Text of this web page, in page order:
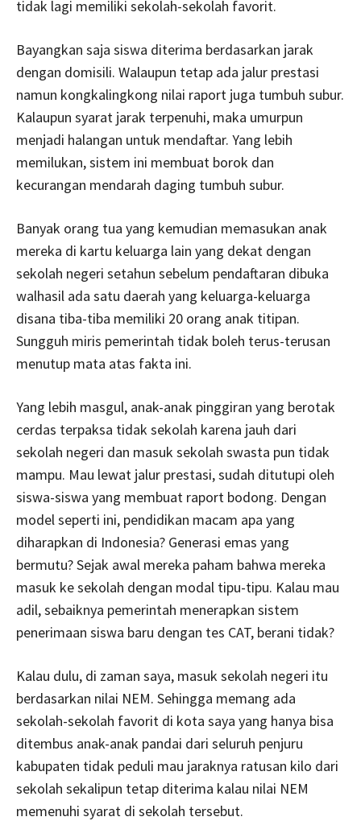
tidak lagi memiliki sekolah-sekolah favorit.
Bayangkan saja siswa diterima berdasarkan jarak
dengan domisili. Walaupun tetap ada jalur prestasi
namun kongkalingkong nilai raport juga tumbuh subur.
Kalaupun syarat jarak terpenuhi, maka umurpun
menjadi halangan untuk mendaftar. Yang lebih
memilukan, sistem ini membuat borok dan
kecurangan mendarah daging tumbuh subur.
Banyak orang tua yang kemudian memasukan anak
mereka di kartu keluarga lain yang dekat dengan
sekolah negeri setahun sebelum pendaftaran dibuka
walhasil ada satu daerah yang keluarga-keluarga
disana tiba-tiba memiliki 20 orang anak titipan.
Sungguh miris pemerintah tidak boleh terus-terusan
menutup mata atas fakta ini.
Yang lebih masgul, anak-anak pinggiran yang berotak
cerdas terpaksa tidak sekolah karena jauh dari
sekolah negeri dan masuk sekolah swasta pun tidak
mampu. Mau lewat jalur prestasi, sudah ditutupi oleh
siswa-siswa yang membuat raport bodong. Dengan
model seperti ini, pendidikan macam apa yang
diharapkan di Indonesia? Generasi emas yang
bermutu? Sejak awal mereka paham bahwa mereka
masuk ke sekolah dengan modal tipu-tipu. Kalau mau
adil, sebaiknya pemerintah menerapkan sistem
penerimaan siswa baru dengan tes CAT, berani tidak?
Kalau dulu, di zaman saya, masuk sekolah negeri itu
berdasarkan nilai NEM. Sehingga memang ada
sekolah-sekolah favorit di kota saya yang hanya bisa
ditembus anak-anak pandai dari seluruh penjuru
kabupaten tidak peduli mau jaraknya ratusan kilo dari
sekolah sekalipun tetap diterima kalau nilai NEM
memenuhi syarat di sekolah tersebut.